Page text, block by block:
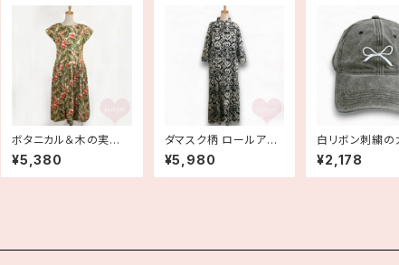
ボタニカル＆木の実柄
コットンサマーワンピー
ス 古着
¥5,380
ダマスク柄 ロールアッ
プスリーブ ロングティア
ードワンピース イタリア
製 古着 made in ITAL
¥5,980
白リボン刺繍の
ジュアルコットン
プ ヴィンテージ
子
¥2,178